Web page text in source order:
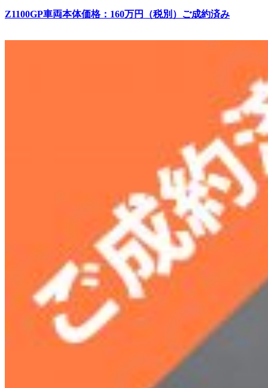
Z1100GP車両本体価格：160万円（税別）ご成約済み